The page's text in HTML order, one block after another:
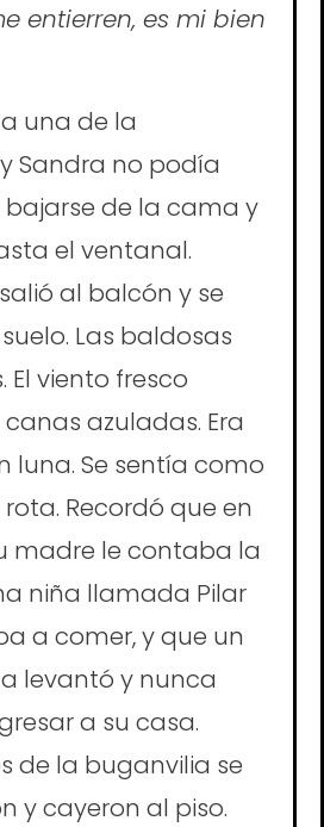
entierren, es mi bien
de la
Sandra no podía
bajarse de la cama y
el ventanal.
al balcón y se
Las baldosas
viento fresco
azuladas. Era
luna. Se sentía como
Recordó que en
madre le contaba la
niña llamada Pilar
a comer, y que un
levantó y nunca
a su casa.
de la buganvilia se
y cayeron al piso.